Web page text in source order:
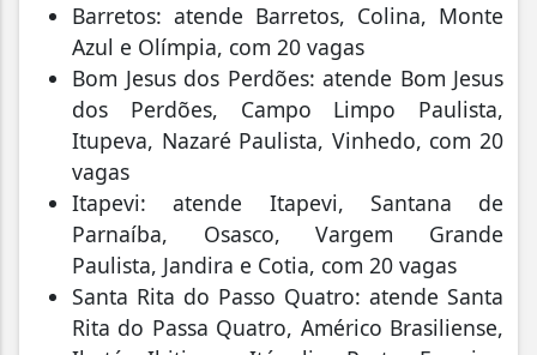
Barretos: atende Barretos, Colina, Monte
Azul e Olímpia, com 20 vagas
Bom Jesus dos Perdões: atende Bom Jesus
dos Perdões, Campo Limpo Paulista,
Itupeva, Nazaré Paulista, Vinhedo, com 20
vagas
Itapevi: atende Itapevi, Santana de
Parnaíba, Osasco, Vargem Grande
Paulista, Jandira e Cotia, com 20 vagas
Santa Rita do Passo Quatro: atende Santa
Rita do Passa Quatro, Américo Brasiliense,